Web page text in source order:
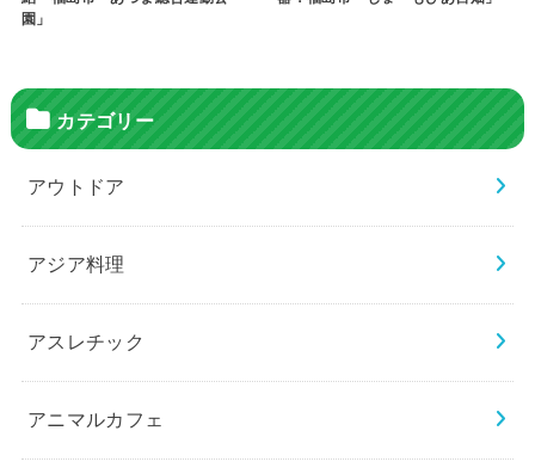
園」
カテゴリー
アウトドア
アジア料理
アスレチック
アニマルカフェ